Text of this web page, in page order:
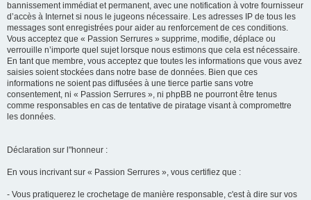
bannissement immédiat et permanent, avec une notification à votre fournisseur
d’accès à Internet si nous le jugeons nécessaire. Les adresses IP de tous les
messages sont enregistrées pour aider au renforcement de ces conditions.
Vous acceptez que « Passion Serrures » supprime, modifie, déplace ou
verrouille n’importe quel sujet lorsque nous estimons que cela est nécessaire.
En tant que membre, vous acceptez que toutes les informations que vous avez
saisies soient stockées dans notre base de données. Bien que ces
informations ne soient pas diffusées à une tierce partie sans votre
consentement, ni « Passion Serrures », ni phpBB ne pourront être tenus
comme responsables en cas de tentative de piratage visant à compromettre
les données.
Déclaration sur l"honneur :
En vous incrivant sur « Passion Serrures », vous certifiez que :
- Vous pratiquerez le crochetage de manière responsable, c'est à dire sur vos